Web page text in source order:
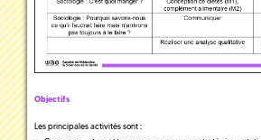
Objectifs
Les principales activités sont :